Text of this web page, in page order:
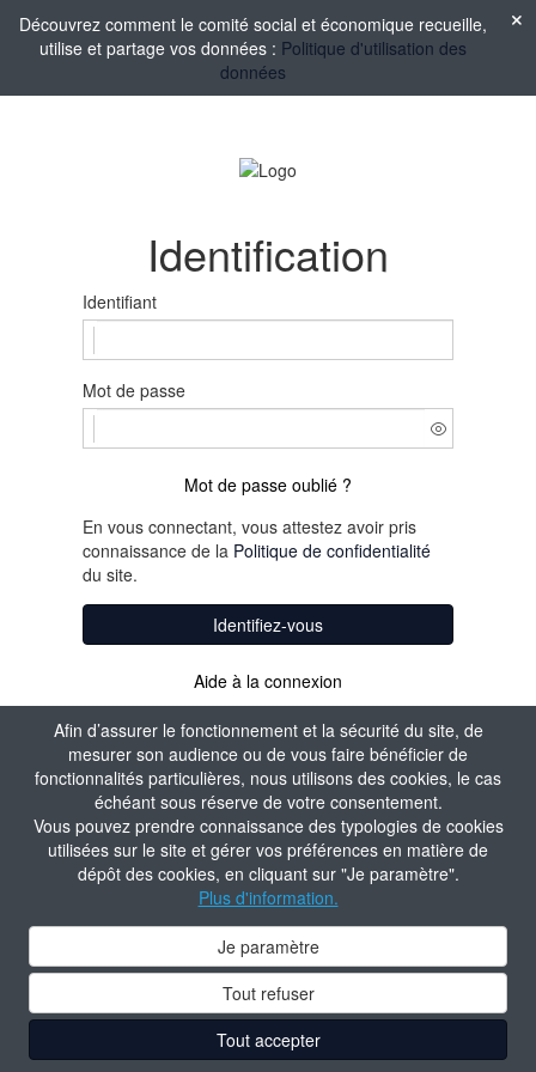
Afin d’assurer le fonctionnement et la sécurité du site, de
mesurer son audience ou de vous faire bénéficier de
fonctionnalités particulières, nous utilisons des cookies, le cas
échéant sous réserve de votre consentement.
Vous pouvez prendre connaissance des typologies de cookies
utilisées sur le site et gérer vos préférences en matière de
dépôt des cookies, en cliquant sur "Je paramètre".
Plus d'information.
Je paramètre
Tout refuser
Tout accepter
Découvrez comment le comité social et économique recueille,
utilise et partage vos données : Politique d'utilisation des
données
Identification
Identifiant
Mot de passe
Mot de passe oublié ?
En vous connectant, vous attestez avoir pris
connaissance de la Politique de confidentialité
du site.
Identifiez-vous
Aide à la connexion